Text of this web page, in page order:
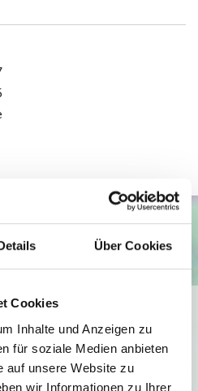
Über Cookies
Cookies
Inhalte und Anzeigen zu
für soziale Medien anbieten
auf unsere Website zu
wir Informationen zu Ihrer
dass mir Karten von Google
Es gelten die
von Google
privacy).